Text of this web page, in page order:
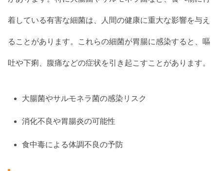
着している有害な細菌は、人間の健康に重大な影響を与え
ることがあります。これらの細菌が胃腸に感染すると、嘔
吐や下痢、腹痛などの症状を引き起こすことがあります。
大腸菌やサルモネラ菌の感染リスク
消化不良や胃腸炎の可能性
食中毒による体調不良の予防